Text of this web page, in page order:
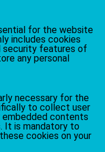
for the website
includes cookies
security features of
any personal
necessary for the
to collect user
embedded contents
It is mandatory to
cookies on your